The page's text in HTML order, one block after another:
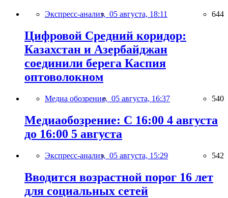
Экспресс-анализ, 05 августа, 18:11 644
Цифровой Средний коридор:
Казахстан и Азербайджан
соединили берега Каспия
оптоволокном
Медиа обозрение, 05 августа, 16:37 540
Медиаобозрение: С 16:00 4 августа
до 16:00 5 августа
Экспресс-анализ, 05 августа, 15:29 542
Вводится возрастной порог 16 лет
для социальных сетей